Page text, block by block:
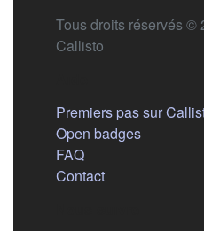
Tous droits réservés ©
Callisto
Premiers pas sur
Open badges
FAQ
Contact